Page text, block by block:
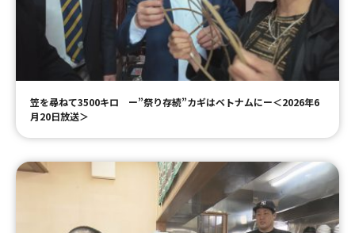
笠を尋ねて3500キロ ー”祭り存続”カギはベトナムにー＜2026年6
月20日放送＞